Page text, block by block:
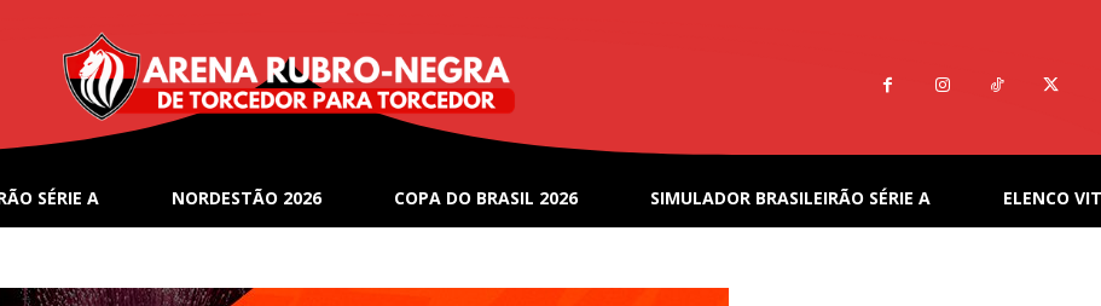
SÉRIE A NORDESTÃO 2026 COPA DO BRASIL 2026 SIMULADOR BRASILEIRÃO SÉRIE A ELENCO